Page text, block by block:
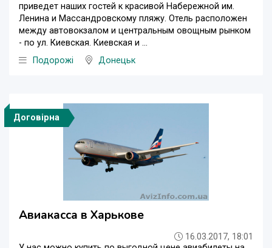
приведет наших гостей к красивой Набережной им.
Ленина и Массандровскому пляжу. Отель расположен
между автовокзалом и центральным овощным рынком
- по ул. Киевская. Киевская и ...
Подорожі
Донецьк
Договірна
Авиакасса в Харькове
16.03.2017, 18:01